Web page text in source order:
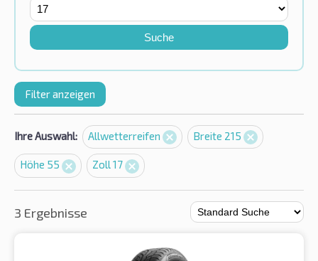
Suche
Filter anzeigen
Ihre Auswahl: Allwetterreifen Breite 215
Höhe 55 Zoll 17
3 Ergebnisse